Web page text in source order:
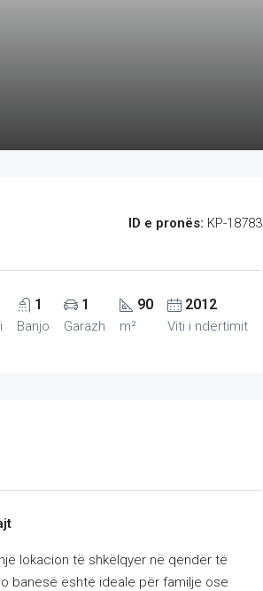
ID e pronës: KP-18783
1
Banjo
1
Garazh
90
m²
2012
Viti i ndërtimit
lokacion të shkëlqyer në qendër të
banesë është ideale për familje ose